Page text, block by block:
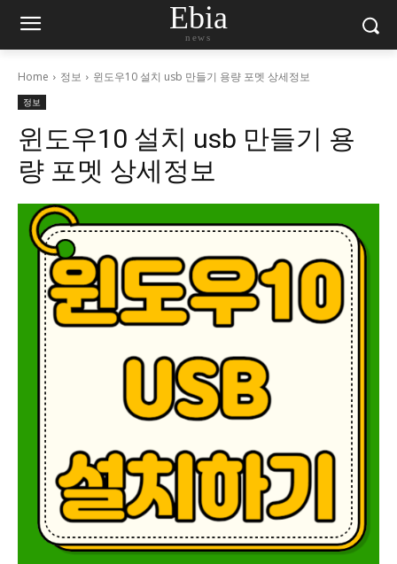
Ebia
news
Home 정보 윈도우10 설치 usb 만들기 용량 포멧 상세정보
정보
윈도우10 설치 usb 만들기 용
량 포멧 상세정보